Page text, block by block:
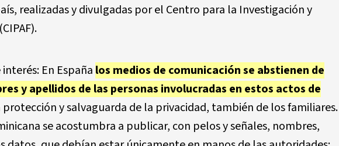
realizadas y divulgadas por el Centro para la Investigación y
En España los medios de comunicación se abstienen de
y apellidos de las personas involucradas en estos actos de
protección y salvaguarda de la privacidad, también de los familiares.
se acostumbra a publicar, con pelos y señales, nombres,